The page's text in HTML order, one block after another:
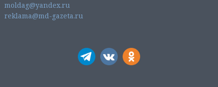
moldag@yandex.ru
reklama@md-gazeta.ru